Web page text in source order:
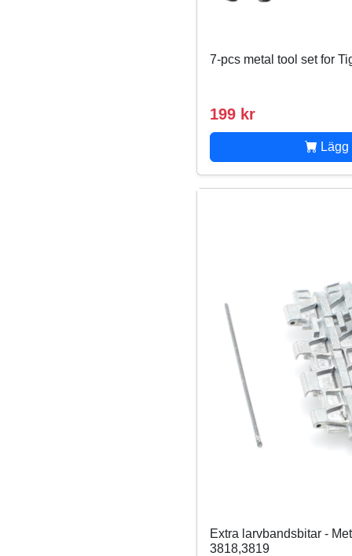
7-pcs metal tool set for
199 kr
Extra larvbandsbitar -
3818,3819